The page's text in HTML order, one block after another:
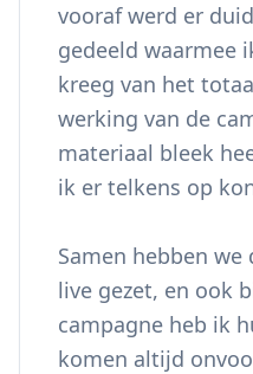
vooraf werd er
gedeeld waarmee
kreeg van het
werking van de
materiaal bleek
ik er telkens op
Samen hebben
live gezet, en ook
campagne heb ik
komen altijd